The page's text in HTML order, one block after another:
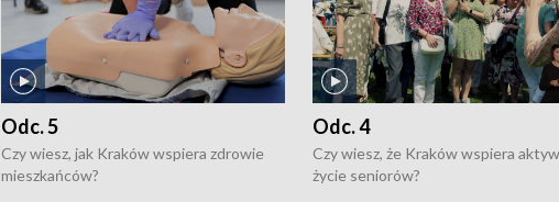
Odc. 5
Czy wiesz, jak Kraków wspiera zdrowie
mieszkańców?
Odc. 4
Czy wiesz, że Kraków wspiera
życie seniorów?